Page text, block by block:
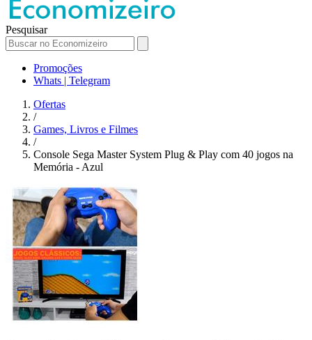
Pesquisar
Promoções
Whats | Telegram
Ofertas
/
Games, Livros e Filmes
/
Console Sega Master System Plug & Play com 40 jogos na
Memória - Azul